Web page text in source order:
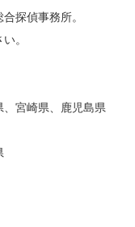
探偵事務所。
。
宮崎県、鹿児島県